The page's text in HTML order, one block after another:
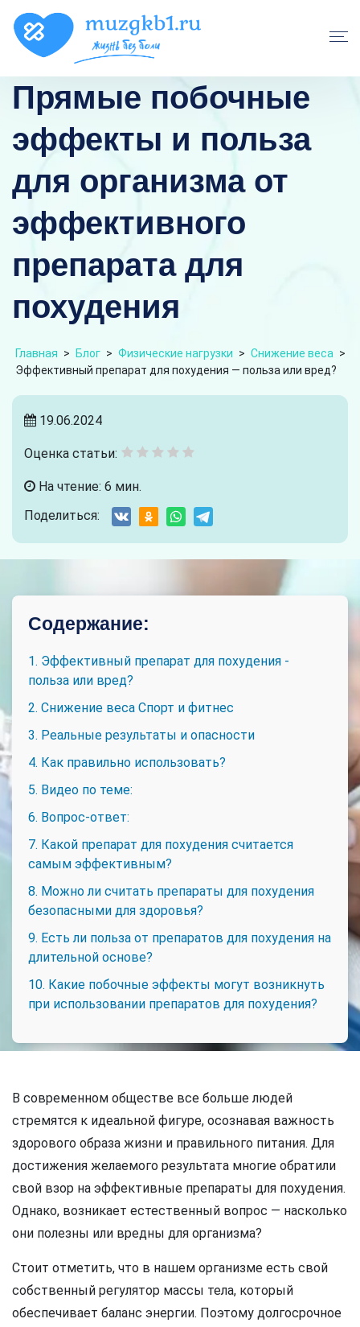
Прямые побочные
эффекты и польза
для организма от
эффективного
препарата для
похудения
Главная > Блог > Физические нагрузки > Снижение веса >
Эффективный препарат для похудения — польза или вред?
19.06.2024
Оценка статьи:
На чтение: 6 мин.
Поделиться:
Содержание:
1. Эффективный препарат для похудения -
польза или вред?
2. Снижение веса Спорт и фитнес
3. Реальные результаты и опасности
4. Как правильно использовать?
5. Видео по теме:
6. Вопрос-ответ:
7. Какой препарат для похудения считается
самым эффективным?
8. Можно ли считать препараты для похудения
безопасными для здоровья?
9. Есть ли польза от препаратов для похудения на
длительной основе?
10. Какие побочные эффекты могут возникнуть
при использовании препаратов для похудения?
В современном обществе все больше людей
стремятся к идеальной фигуре, осознавая важность
здорового образа жизни и правильного питания. Для
достижения желаемого результата многие обратили
свой взор на эффективные препараты для похудения.
Однако, возникает естественный вопрос — насколько
они полезны или вредны для организма?
Стоит отметить, что в нашем организме есть свой
собственный регулятор массы тела, который
обеспечивает баланс энергии. Поэтому долгосрочное